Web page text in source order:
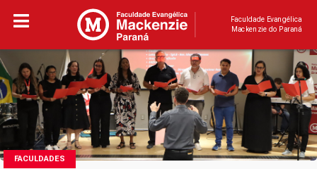
Faculdade Evangélica
Mackenzie do Paraná
FACULDADES